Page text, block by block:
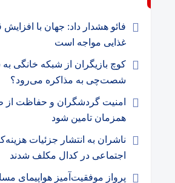
فائو هشدار داد: جهان با
غذایی مواجه است
کوچ بازیگران از شبکه خانگی
شصت‌چی به مذاکره می‌رود؟
امنیت گردشگران و حفاظت از
همزمان تامین شود
ناشران به انتشار جزئیات
اجتماعی در کدال مکلف شدند
پرواز موفقیت‌آمیز هواپیمای